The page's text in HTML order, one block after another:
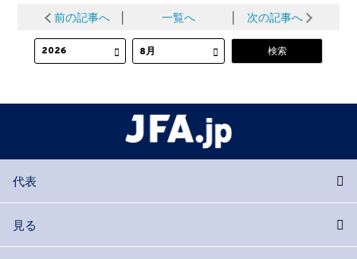
前の記事へ 一覧へ 次の記事へ
代表
見る